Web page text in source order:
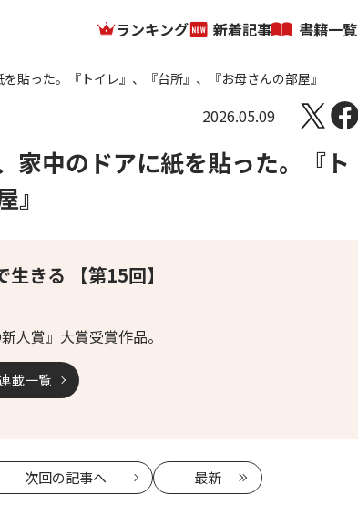
ランキング 新着記事 書籍一覧
貼った。『トイレ』、『台所』、『お母さんの部屋』
2026.05.09
家中のドアに紙を貼った。『ト
きる 【第15回】
人賞』大賞受賞作品。
載一覧
次回の記事へ 最新